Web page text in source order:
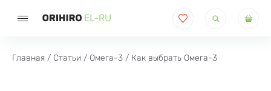
товаров
Главная / Статьи / Омега-3 / Как выбрать Омега-3